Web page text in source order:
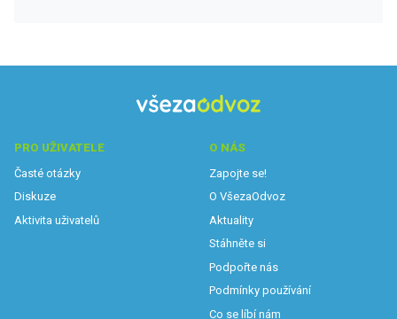
PRO UŽIVATELE
Časté otázky
Diskuze
Aktivita uživatelů
O NÁS
Zapojte se!
O VšezaOdvoz
Aktuality
Stáhněte si
Podpořte nás
Podmínky používání
Co se líbí nám